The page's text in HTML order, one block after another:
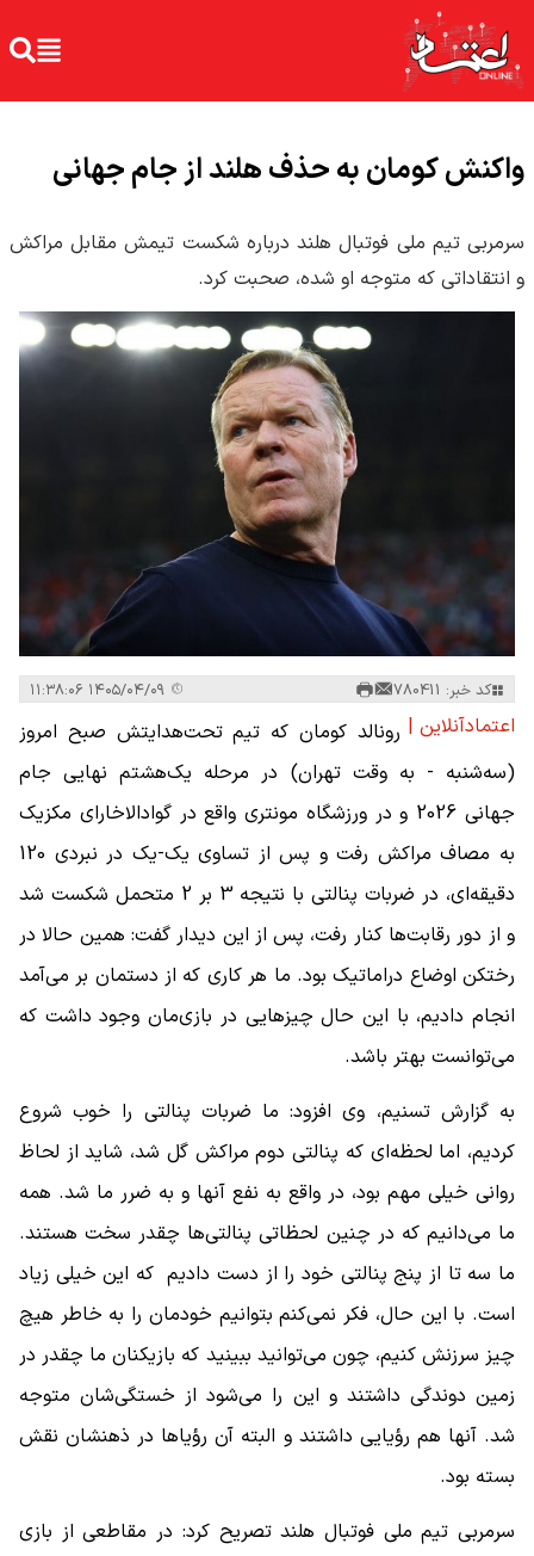
واکنش کومان به حذف هلند از جام جهانی
سرمربی تیم ملی فوتبال هلند درباره شکست تیمش مقابل مراکش
و انتقاداتی که متوجه او شده، صحبت کرد.
کد خبر: 780411
اعتمادآنلاین | رونالد کومان که تیم تحت‌هدایتش صبح امروز
(سه‌شنبه - به وقت تهران) در مرحله یک‌هشتم نهایی جام
جهانی 2026 و در ورزشگاه مونتری واقع در گوادالاخارای مکزیک
به مصاف مراکش رفت و پس از تساوی یک-یک در نبردی 120
دقیقه‌ای، در ضربات پنالتی با نتیجه 3 بر 2 متحمل شکست شد
و از دور رقابت‌ها کنار رفت، پس از این دیدار گفت: همین حالا در
رختکن اوضاع دراماتیک بود. ما هر کاری که از دستمان بر می‌آمد
انجام دادیم، با این حال چیزهایی در بازی‌مان وجود داشت که
می‌توانست بهتر باشد.
به گزارش تسنیم، وی افزود: ما ضربات پنالتی را خوب شروع
کردیم، اما لحظه‌ای که پنالتی دوم مراکش گل شد، شاید از لحاظ
روانی خیلی مهم بود، در واقع به نفع آنها و به ضرر ما شد. همه
ما می‌دانیم که در چنین لحظاتی پنالتی‌ها چقدر سخت هستند.
ما سه تا از پنج پنالتی خود را از دست دادیم که این خیلی زیاد
است. با این حال، فکر نمی‌کنم بتوانیم خودمان را به خاطر هیچ
چیز سرزنش کنیم، چون می‌توانید ببینید که بازیکنان‌ ما چقدر در
زمین دوندگی داشتند و این را می‌شود از خستگی‌شان متوجه
شد. آنها هم رؤیایی داشتند و البته آن رؤیاها در ذهنشان نقش
بسته بود.
سرمربی تیم ملی فوتبال هلند تصریح کرد: در مقاطعی از بازی